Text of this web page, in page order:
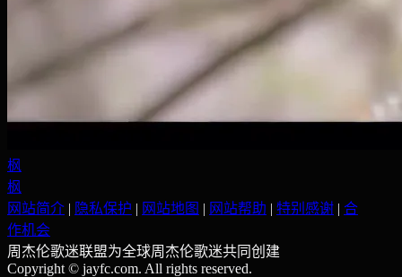
枫
枫
网站简介 | 隐私保护 | 网站地图 | 网站帮助 | 特别感谢 | 合
作机会
周杰伦歌迷联盟为全球周杰伦歌迷共同创建
Copyright © jayfc.com. All rights reserved.